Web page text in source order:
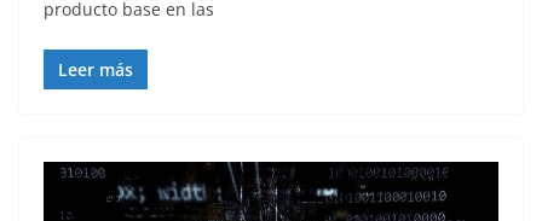
producto base en las
Leer más